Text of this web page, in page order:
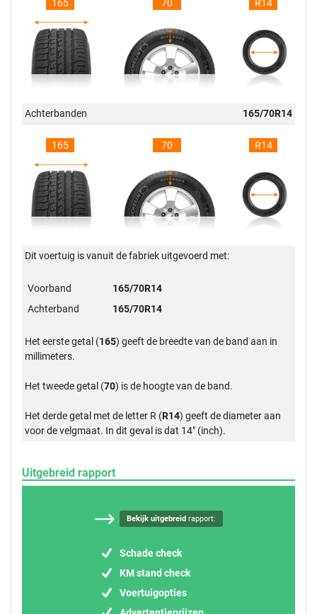
165 70 R14
Achterbanden 165/70R14
165 70 R14
Dit voertuig is vanuit de fabriek uitgevoerd met:
Voorband
165/70R14
Achterband
165/70R14
Het eerste getal (165) geeft de breedte van de band aan in
millimeters.
Het tweede getal (70) is de hoogte van de band.
Het derde getal met de letter R (R14) geeft de diameter aan
voor de velgmaat. In dit geval is dat 14" (inch).
Uitgebreid rapport
Bekijk uitgebreid rapport:
Schade check
KM stand check
Voertuigopties